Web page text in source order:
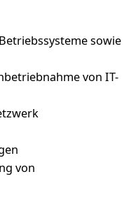
sowie
von IT-
von